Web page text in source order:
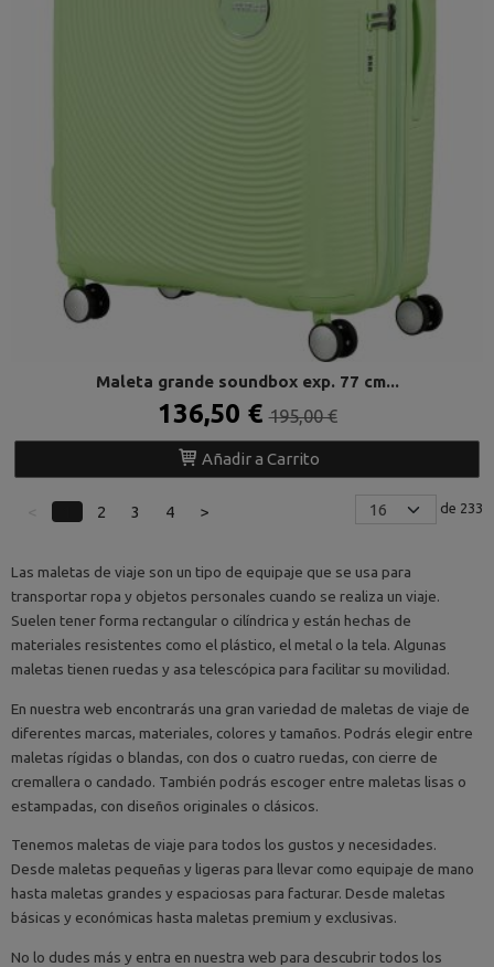
Maleta grande soundbox exp. 77 cm...
136,50 €195,00 €
Añadir a Carrito
2 3 4 > de 233
Las maletas de viaje son un tipo de equipaje que se usa para
transportar ropa y objetos personales cuando se realiza un viaje.
Suelen tener forma rectangular o cilíndrica y están hechas de
materiales resistentes como el plástico, el metal o la tela. Algunas
maletas tienen ruedas y asa telescópica para facilitar su movilidad.
En nuestra web encontrarás una gran variedad de maletas de viaje de
diferentes marcas, materiales, colores y tamaños. Podrás elegir entre
maletas rígidas o blandas, con dos o cuatro ruedas, con cierre de
cremallera o candado. También podrás escoger entre maletas lisas o
estampadas, con diseños originales o clásicos.
Tenemos maletas de viaje para todos los gustos y necesidades.
Desde maletas pequeñas y ligeras para llevar como equipaje de mano
hasta maletas grandes y espaciosas para facturar. Desde maletas
básicas y económicas hasta maletas premium y exclusivas.
No lo dudes más y entra en nuestra web para descubrir todos los